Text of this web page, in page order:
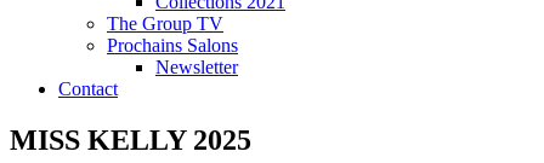
The Group TV
Prochains Salons
Newsletter
Contact
MISS KELLY 2025